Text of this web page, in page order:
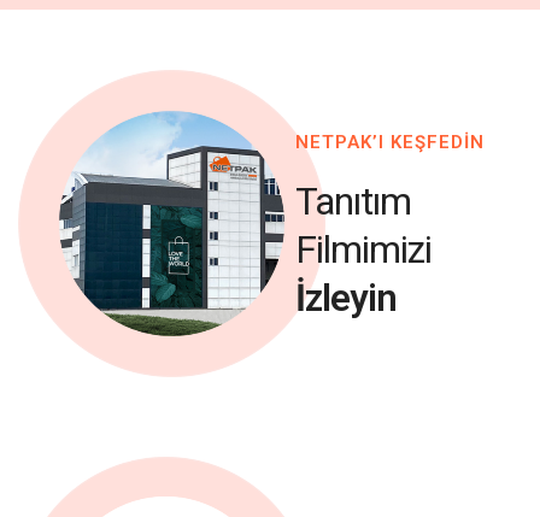
NETPAK’I KEŞFEDİN
Tanıtım
Filmimizi
İzleyin